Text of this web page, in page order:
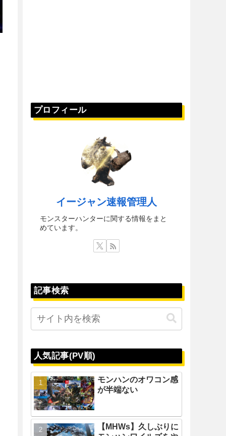
プロフィール
イージャン速報管理人
モンスターハンターに関する情報をまと
めています。
記事検索
人気記事(PV順)
モンハンのオワコン感
が半端ない
【MHWs】久しぶりに